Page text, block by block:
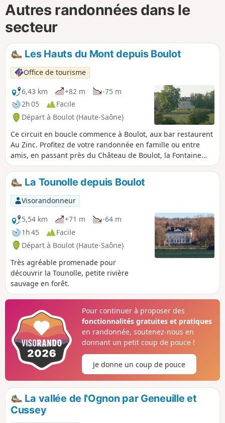
Autres randonnées dans le
secteur
Les Hauts du Mont depuis Boulot
Office de tourisme
6,43 km
+82 m
-75 m
2h 05
Facile
Départ à Boulot (Haute-Saône)
Ce circuit en boucle commence à Boulot, aux bar restaurent
Au Zinc. Profitez de votre randonnée en famille ou entre
amis, en passant près du Château de Boulot, la Fontaine
Golot et le lavoir couvert de Boulot décoré lors des fêtes.
La Tounolle depuis Boulot
Visorandonneur
5,54 km
+71 m
-64 m
1h 45
Facile
Départ à Boulot (Haute-Saône)
Très agréable promenade pour
découvrir la Tounolle, petite rivière
sauvage en forêt.
Pour continuer à proposer des
fonctionnalités gratuites et pratiques
en randonnée, soutenez-nous en
donnant un petit coup de pouce !
Je donne un coup de pouce
La vallée de l'Ognon par Geneuille et
Cussey